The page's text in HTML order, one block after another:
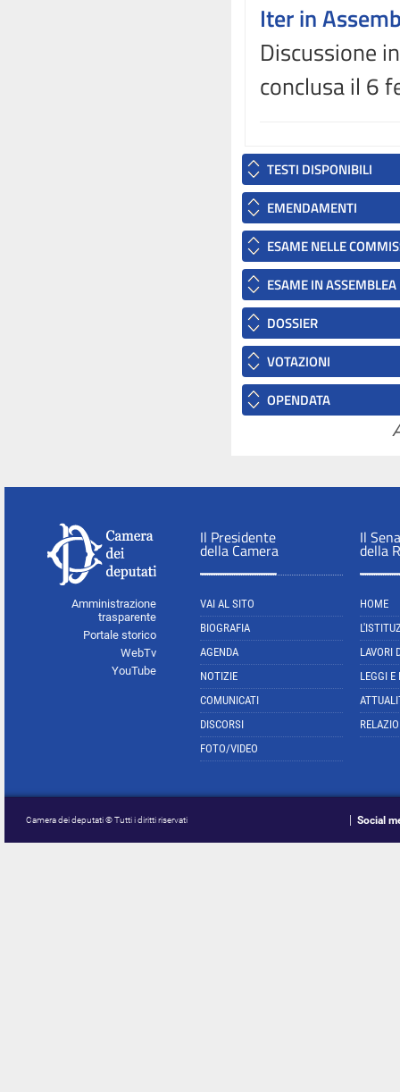
Iter in
Discussione
conclusa il 6
TESTI DISPONIBILI
EMENDAMENTI
ESAME NELLE
ESAME IN ASSEMBLEA
DOSSIER
VOTAZIONI
OPENDATA
Amministrazione
trasparente
Portale storico
WebTv
YouTube
Il Presidente
della Camera
VAI AL SITO
BIOGRAFIA
AGENDA
NOTIZIE
COMUNICATI
DISCORSI
FOTO/VIDEO
Il
della
HOME
LAVORI
LEGGI E
Camera dei deputati © Tutti i diritti riservati Social